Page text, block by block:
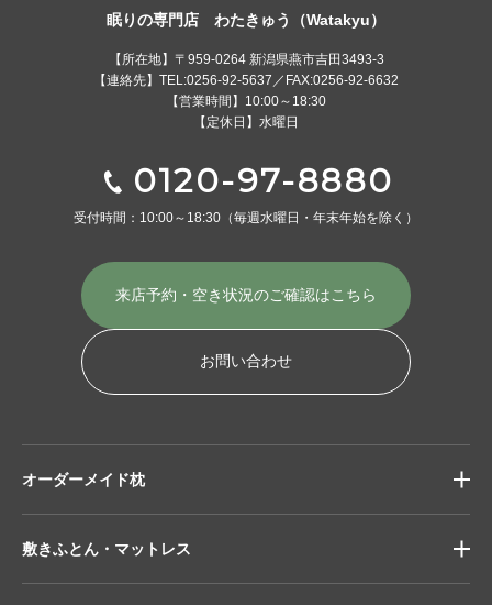
眠りの専門店 わたきゅう（Watakyu）
【所在地】〒959-0264 新潟県燕市吉田3493-3
【連絡先】TEL:0256-92-5637／FAX:0256-92-6632
【営業時間】10:00～18:30
【定休日】水曜日
0120-97-8880
受付時間：10:00～18:30 （毎週水曜日・年末年始を除く）
来店予約・空き状況のご確認はこちら
お問い合わせ
オーダーメイド枕
敷きふとん・マットレス